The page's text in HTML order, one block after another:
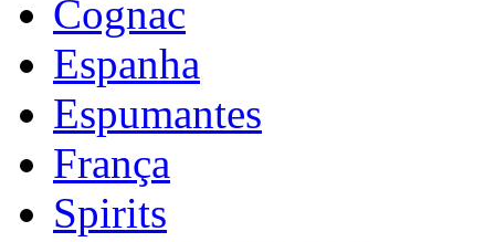
Cognac
Espanha
Espumantes
França
Spirits